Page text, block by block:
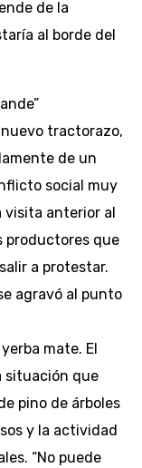
de la
al borde del
tractorazo,
de un
social muy
visita anterior al
productores que
a protestar.
agravó al punto
mate. El
situación que
pino de árboles
y la actividad
“No puede